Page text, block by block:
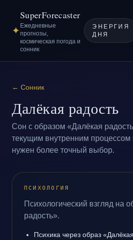
✦
SuperForecaster
Ежедневные
прогнозы,
космическая погода и
сонник
ЭНЕРГИЯ
ДНЯ
← Сонник
Далёкая радость
Сон с образом «Далёкая
текущим внутренним процессом
нужен более точный выбор.
ПСИХОЛОГИЯ
Психологический взгляд на
радость».
Психика через образ